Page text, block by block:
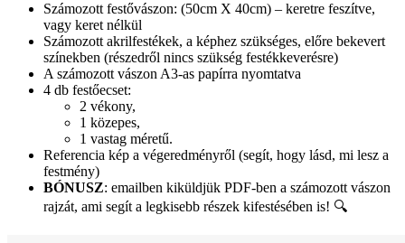
Számozott festővászon: (50cm X 40cm) – keretre feszítve,
vagy keret nélkül
Számozott akrilfestékek, a képhez szükséges, előre bekevert
színekben (részedről nincs szükség festékkeverésre)
A számozott vászon A3-as papírra nyomtatva
4 db festőecset:
2 vékony,
1 közepes,
1 vastag méretű.
Referencia kép a végeredményről (segít, hogy lásd, mi lesz a
festmény)
BÓNUSZ: emailben kiküldjük PDF-ben a számozott vászon
rajzát, ami segít a legkisebb részek kifestésében is! 🔍